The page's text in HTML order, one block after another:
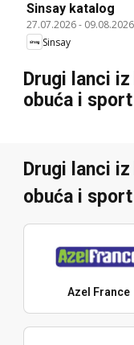
Sinsay katalog
27.07.2026- 09.08.2026
Sinsay
Drugi lanci
obuća i sport
Drugi lanci
obuća i sport
Azel France